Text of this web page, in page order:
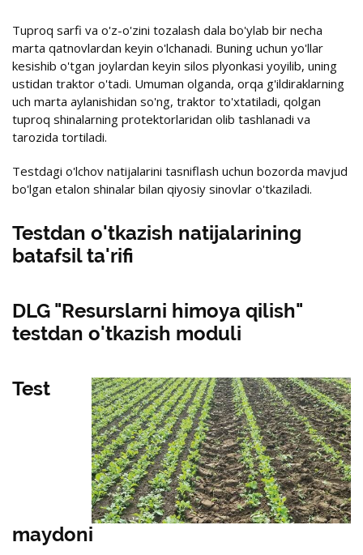
Tuproq sarfi va o'z-o'zini tozalash dala bo'ylab bir necha
marta qatnovlardan keyin o'lchanadi. Buning uchun yo'llar
kesishib o'tgan joylardan keyin silos plyonkasi yoyilib, uning
ustidan traktor o'tadi. Umuman olganda, orqa g'ildiraklarning
uch marta aylanishidan so'ng, traktor to'xtatiladi, qolgan
tuproq shinalarning protektorlaridan olib tashlanadi va
tarozida tortiladi.
Testdagi o'lchov natijalarini tasniflash uchun bozorda mavjud
bo'lgan etalon shinalar bilan qiyosiy sinovlar o'tkaziladi.
Testdan o'tkazish natijalarining
batafsil ta'rifi
DLG "Resurslarni himoya qilish"
testdan o'tkazish moduli
Test
maydoni